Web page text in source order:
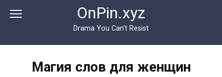
OnPin.xyz
Drama You Can’t Resist
Магия слов для женщин